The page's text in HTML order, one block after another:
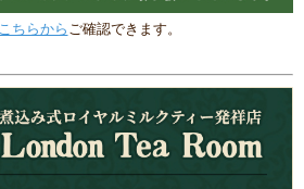
こちらから ご確認できます。